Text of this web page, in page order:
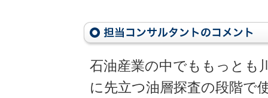
石油産業の中でももっとも
に先立つ油層探査の段階で